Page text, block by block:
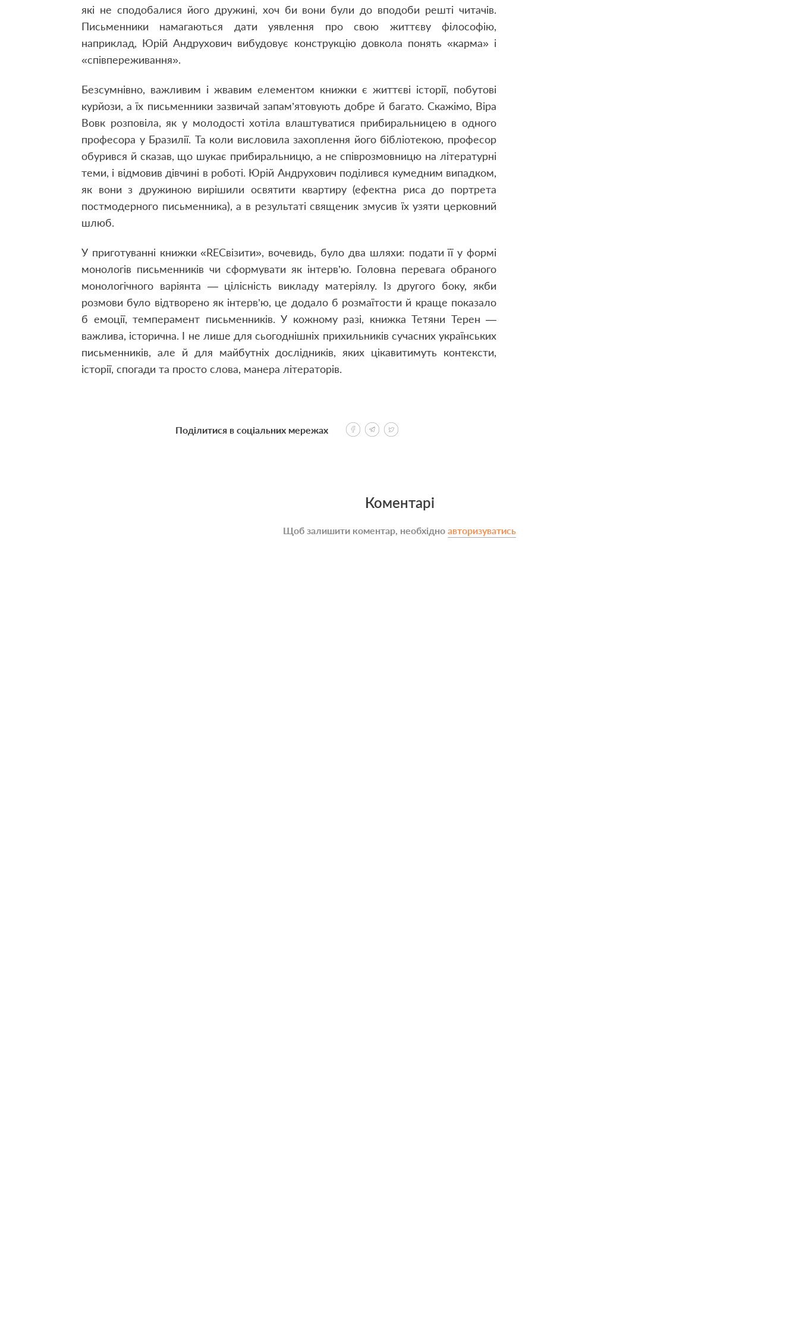
які не сподобалися його дружині, хоч би вони були до вподоби решті читачів.
Письменники намагаються дати уявлення про свою життєву філософію,
наприклад, Юрій Андрухович вибудовує конструкцію довкола понять «карма» і
«співпереживання».
Безсумнівно, важливим і жвавим елементом книжки є життєві історії, побутові
курйози, а їх письменники зазвичай запам’ятовують добре й багато. Скажімо, Віра
Вовк розповіла, як у молодості хотіла влаштуватися прибиральницею в одного
професора у Бразилії. Та коли висловила захоплення його бібліотекою, професор
обурився й сказав, що шукає прибиральницю, а не співрозмовницю на літературні
теми, і відмовив дівчині в роботі. Юрій Андрухович поділився кумедним випадком,
як вони з дружиною вирішили освятити квартиру (ефектна риса до портрета
постмодерного письменника), а в результаті священик змусив їх узяти церковний
шлюб.
У приготуванні книжки «RECвізити», вочевидь, було два шляхи: подати її у формі
монологів письменників чи сформувати як інтерв’ю. Головна перевага обраного
монологічного варіянта — цілісність викладу матеріялу. Із другого боку, якби
розмови було відтворено як інтерв’ю, це додало б розмаїтости й краще показало
б емоції, темперамент письменників. У кожному разі, книжка Тетяни Терен —
важлива, історична. І не лише для сьогоднішніх прихильників сучасних українських
письменників, але й для майбутніх дослідників, яких цікавитимуть контексти,
історії, спогади та просто слова, манера літераторів.
Поділитися в соціальних мережах
Коментарі
Щоб залишити коментар, необхідно авторизуватись